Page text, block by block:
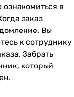
в
заказ
Вы
к сотруднику
Забрать
который